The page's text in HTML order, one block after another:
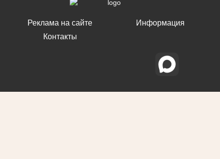
Реклама на сайте
Контакты
Информация